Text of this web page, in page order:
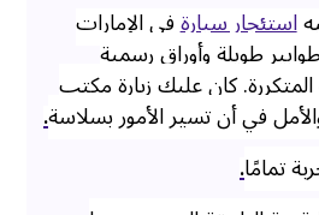
استئجار سيارةفي الإمارات
طويلة وأوراق رسمية
كان عليك زيارة مكتب
في أن تسير الأمور بسلاسة.
تمامًا.